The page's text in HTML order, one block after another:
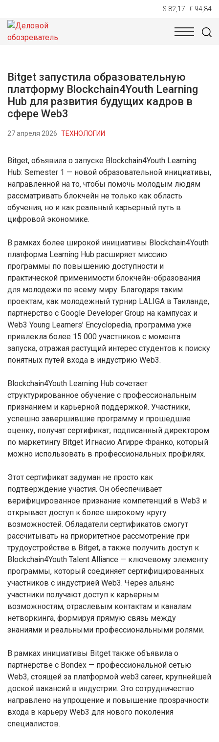
$ 82,17 € 94,84
НОВОСТИ
Bitget запустила образовательную
платформу Blockchain4Youth Learning
Hub для развития будущих кадров в
сфере Web3
27 апреля 2026 ТЕХНОЛОГИИ
Bitget, объявила о запуске Blockchain4Youth Learning
Hub: Semester 1 — новой образовательной инициативы,
направленной на то, чтобы помочь молодым людям
рассматривать блокчейн не только как область
обучения, но и как реальный карьерный путь в
цифровой экономике.
В рамках более широкой инициативы Blockchain4Youth
платформа Learning Hub расширяет миссию
программы по повышению доступности и
практической применимости блокчейн-образования
для молодежи по всему миру. Благодаря таким
проектам, как молодежный турнир LALIGA в Таиланде,
партнерство с Google Developer Group на кампусах и
Web3 Young Learners’ Encyclopedia, программа уже
привлекла более 15 000 участников с момента
запуска, отражая растущий интерес студентов к поиску
понятных путей входа в индустрию Web3.
Blockchain4Youth Learning Hub сочетает
структурированное обучение с профессиональным
признанием и карьерной поддержкой. Участники,
успешно завершившие программу и прошедшие
оценку, получат сертификат, подписанный директором
по маркетингу Bitget Игнасио Агирре Франко, который
можно использовать в профессиональных профилях.
Этот сертификат задуман не просто как
подтверждение участия. Он обеспечивает
верифицированное признание компетенций в Web3 и
открывает доступ к более широкому кругу
возможностей. Обладатели сертификатов смогут
рассчитывать на приоритетное рассмотрение при
трудоустройстве в Bitget, а также получить доступ к
Blockchain4Youth Talent Alliance — ключевому элементу
программы, который соединяет сертифицированных
участников с индустрией Web3. Через альянс
участники получают доступ к карьерным
возможностям, отраслевым контактам и каналам
нетворкинга, формируя прямую связь между
знаниями и реальными профессиональными ролями.
В рамках инициативы Bitget также объявила о
партнерстве с Bondex — профессиональной сетью
Web3, стоящей за платформой web3.career, крупнейшей
доской вакансий в индустрии. Это сотрудничество
направлено на упрощение и повышение прозрачности
входа в карьеру Web3 для нового поколения
специалистов.